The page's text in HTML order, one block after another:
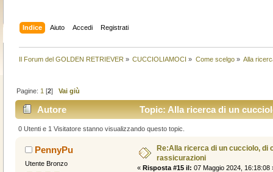
Indice Aiuto Accedi Registrati
Il Forum del GOLDEN RETRIEVER » CUCCIOLIAMOCI » Come scelgo» Alla
Pagine: 1 [2]Vai giù
Autore Topic: Alla ricerca di un
0 Utenti e 1 Visitatore stanno visualizzando questo topic.
PennyPu
Utente Bronzo
Re:Alla ricerca di un cucciolo, di
rassicurazioni
« Risposta #15 il: 07 Maggio 2024, 16:18:08